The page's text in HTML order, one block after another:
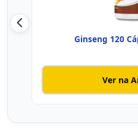
Ginseng 120
Ver na